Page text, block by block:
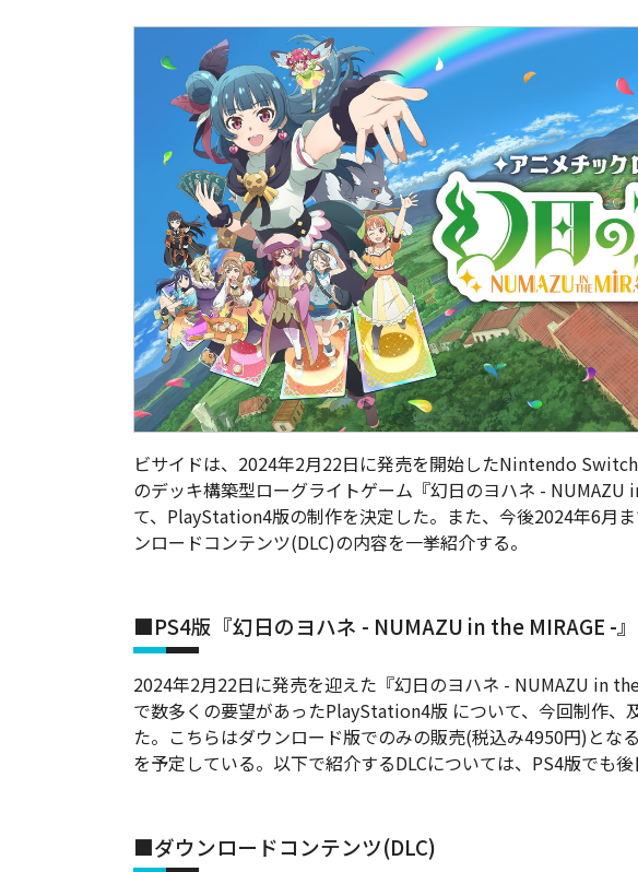
ビサイドは、2024年2月22日に発売を開始したNintendo
のデッキ構築型ローグライトゲーム『幻日のヨハネ - NUMAZU
て、PlayStation4版の制作を決定した。また、今後2024年6月
ンロードコンテンツ(DLC)の内容を一挙紹介する。
■PS4版『幻日のヨハネ - NUMAZU in the MIRAGE -
2024年2月22日に発売を迎えた『幻日のヨハネ - NUMAZU in
で数多くの要望があったPlayStation4版 について、今回制作、
た。こちらはダウンロード版でのみの販売(税込み4950円)とな
を予定している。以下で紹介するDLCについては、PS4版でも後
■ダウンロードコンテンツ(DLC)